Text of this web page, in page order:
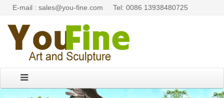
E-mail : sales@you-fine.com Tel: 0086 13938480725